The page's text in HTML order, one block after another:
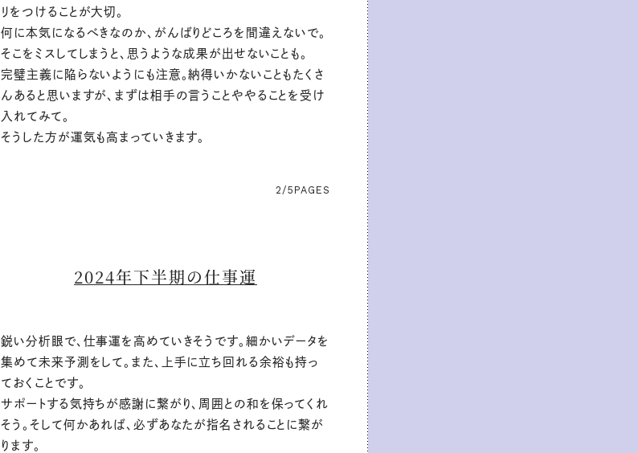
リをつけることが大切。
何に本気になるべきなのか、がんばりどころを間違えないで。
そこをミスしてしまうと、思うような成果が出せないことも。
完璧主義に陥らないようにも注意。納得いかないこともたくさ
んあると思いますが、まずは相手の言うことややることを受け
入れてみて。
そうした方が運気も高まっていきます。
2/5 PAGES
2024年下半期の仕事運
鋭い分析眼で、仕事運を高めていきそうです。細かいデータを
集めて未来予測をして。また、上手に立ち回れる余裕も持っ
ておくことです。
サポートする気持ちが感謝に繋がり、周囲との和を保ってくれ
そう。そして何かあれば、必ずあなたが指名されることに繋が
ります。